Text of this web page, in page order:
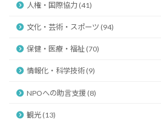
人権・国際協力 (41)
文化・芸術・スポーツ (94)
保健・医療・福祉 (70)
情報化・科学技術 (9)
NPOへの助言支援 (8)
観光 (13)